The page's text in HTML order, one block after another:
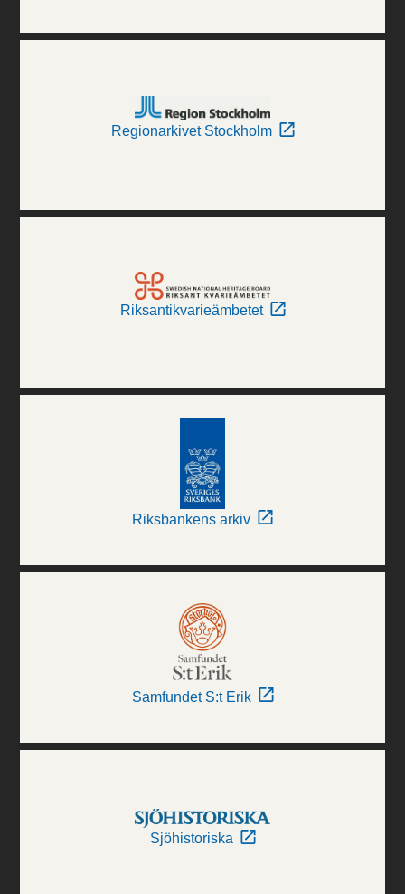
Regionarkivet Stockholm
Riksantikvarieämbetet
Riksbankens arkiv
Samfundet S:t Erik
Sjöhistoriska